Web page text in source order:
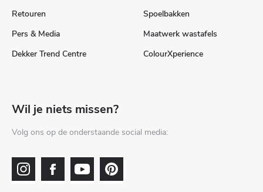
Retouren
Pers & Media
Dekker Trend Centre
Spoelbakken
Maatwerk wastafels
ColourXperience
Wil je niets missen?
Volg ons op de onderstaande social media: